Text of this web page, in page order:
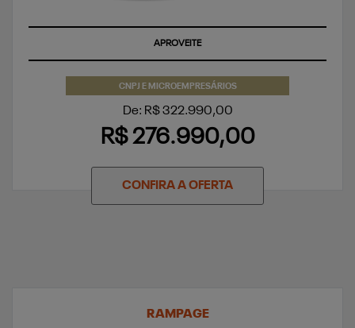
APROVEITE
CNPJ E MICROEMPRESÁRIOS
De: R$ 322.990,00
R$ 276.990,00
CONFIRA A OFERTA
RAMPAGE